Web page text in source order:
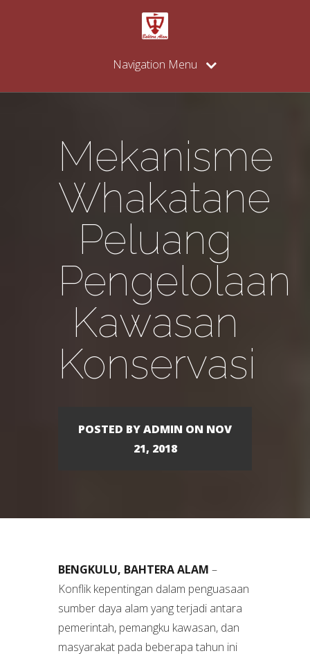
Navigation Menu
Mekanisme
Whakatane
Peluang
Pengelolaan
Kawasan
Konservasi
POSTED BY ADMIN ON NOV
21, 2018
BENGKULU, BAHTERA ALAM –
Konflik kepentingan dalam penguasaan
sumber daya alam yang terjadi antara
pemerintah, pemangku kawasan, dan
masyarakat pada beberapa tahun ini